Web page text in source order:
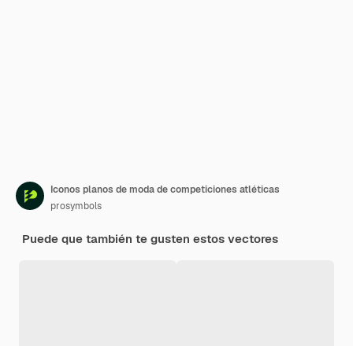
Iconos planos de moda de competiciones atléticas
prosymbols
Puede que también te gusten estos vectores